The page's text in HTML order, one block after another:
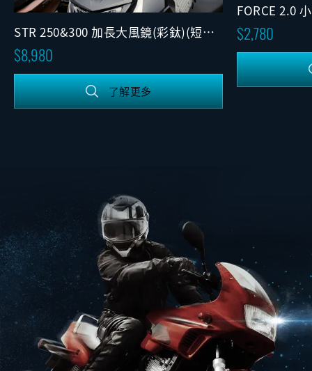
STR 250&300 加長大風鏡(彩鈦)(短後
照鏡)(可調版)
8,980
了解更多
FORCE 2.0
版)2,780